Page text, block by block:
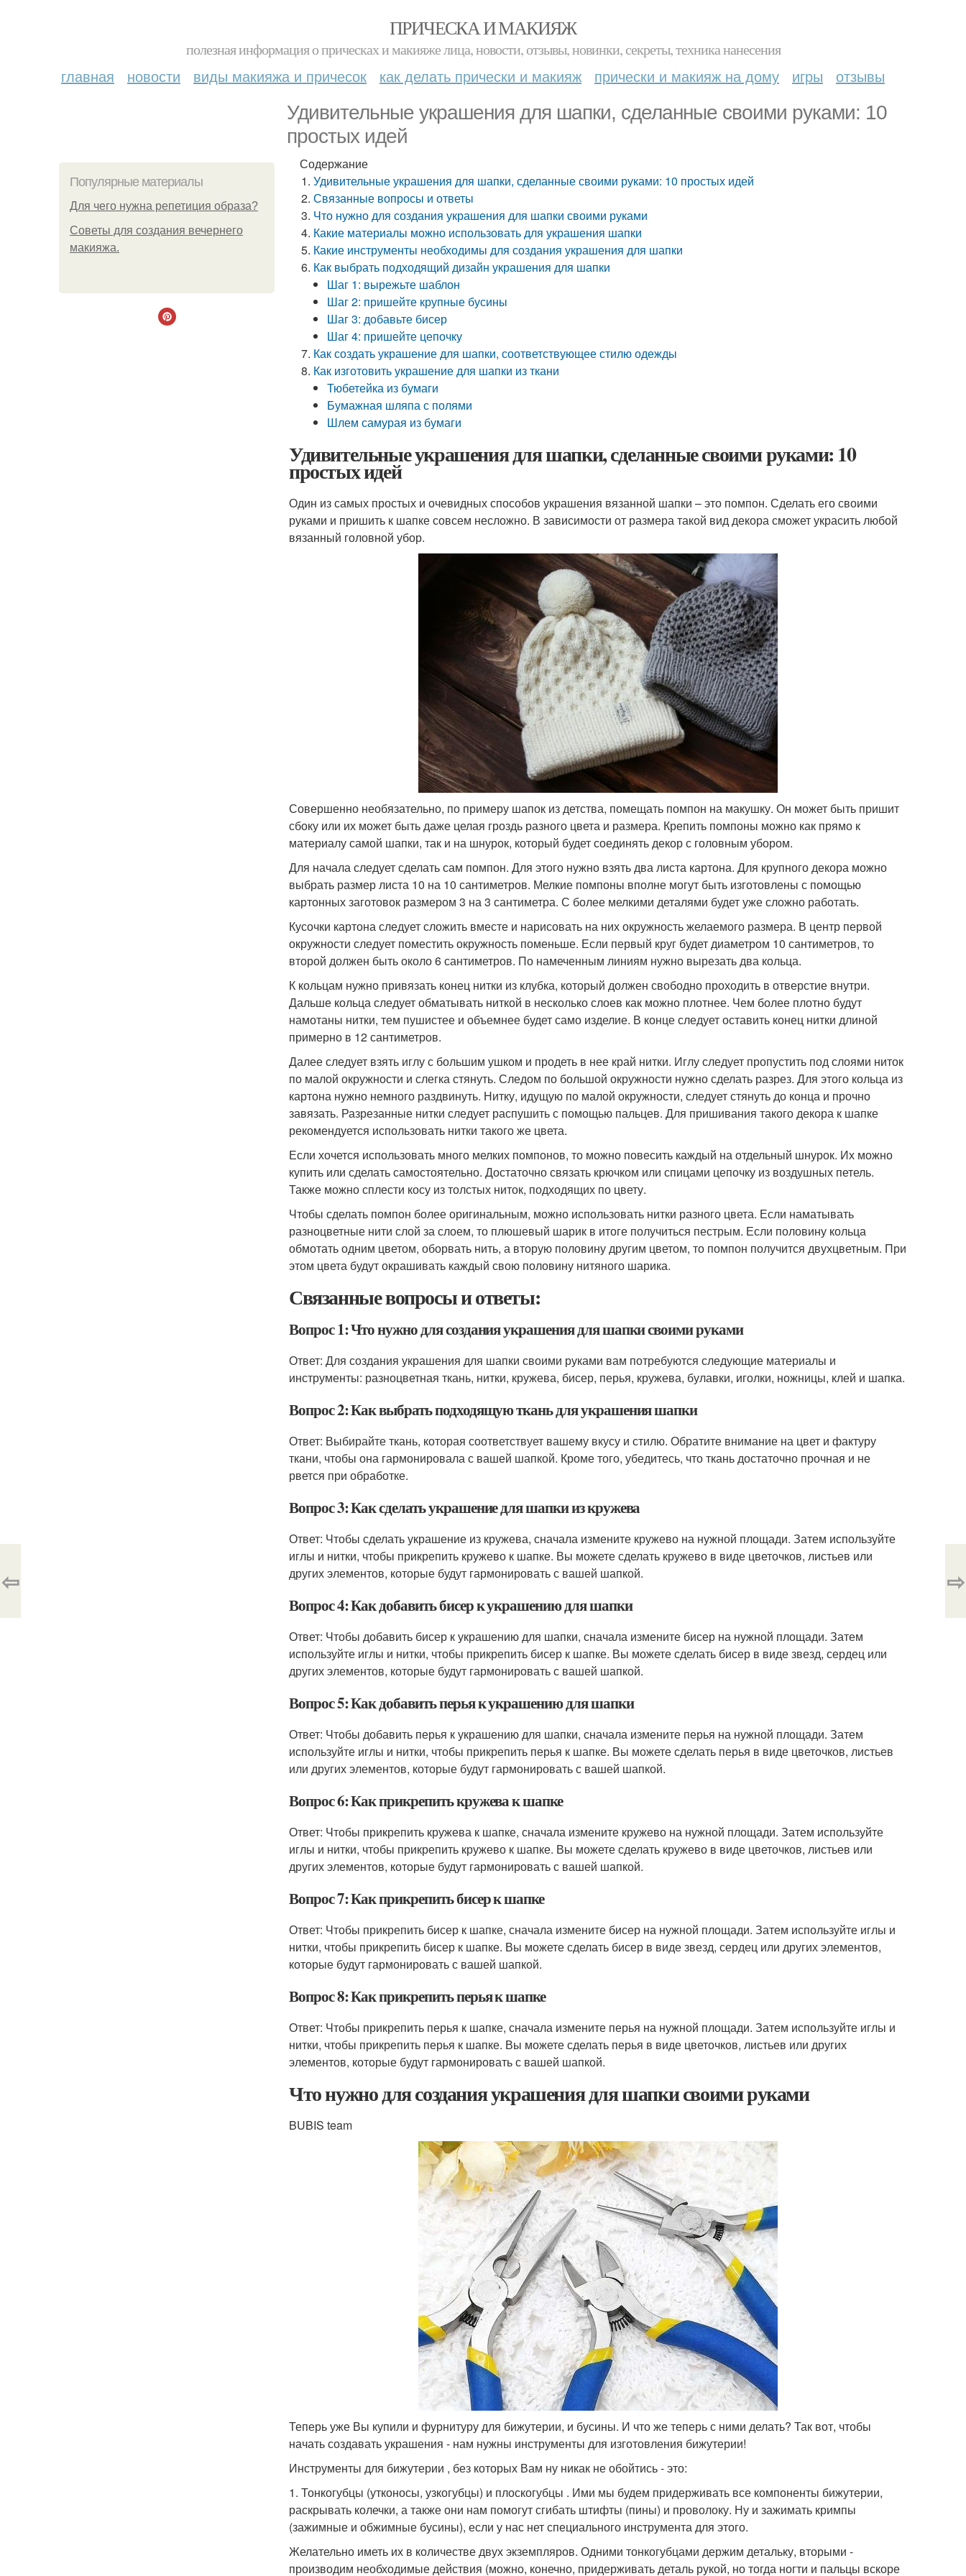
ПРИЧЕСКА И МАКИЯЖ
полезная информация о прическах и макияже лица, новости, отзывы, новинки, секреты, техника нанесения
главная новости виды макияжа и причесок как делать прически и макияж прически и макияж на дому игры отзывы
Удивительные украшения для шапки, сделанные своими руками: 10
простых идей
Популярные материалы
Для чего нужна репетиция образа?
Советы для создания вечернего
макияжа.
Содержание
Удивительные украшения для шапки, сделанные своими руками: 10 простых идей
Связанные вопросы и ответы
Что нужно для создания украшения для шапки своими руками
Какие материалы можно использовать для украшения шапки
Какие инструменты необходимы для создания украшения для шапки
Как выбрать подходящий дизайн украшения для шапки
Шаг 1: вырежьте шаблон
Шаг 2: пришейте крупные бусины
Шаг 3: добавьте бисер
Шаг 4: пришейте цепочку
Как создать украшение для шапки, соответствующее стилю одежды
Как изготовить украшение для шапки из ткани
Тюбетейка из бумаги
Бумажная шляпа с полями
Шлем самурая из бумаги
Удивительные украшения для шапки, сделанные своими руками: 10
простых идей
Один из самых простых и очевидных способов украшения вязанной шапки – это помпон. Сделать его своими
руками и пришить к шапке совсем несложно. В зависимости от размера такой вид декора сможет украсить любой
вязанный головной убор.
Совершенно необязательно, по примеру шапок из детства, помещать помпон на макушку. Он может быть пришит
сбоку или их может быть даже целая гроздь разного цвета и размера. Крепить помпоны можно как прямо к
материалу самой шапки, так и на шнурок, который будет соединять декор с головным убором.
Для начала следует сделать сам помпон. Для этого нужно взять два листа картона. Для крупного декора можно
выбрать размер листа 10 на 10 сантиметров. Мелкие помпоны вполне могут быть изготовлены с помощью
картонных заготовок размером 3 на 3 сантиметра. С более мелкими деталями будет уже сложно работать.
Кусочки картона следует сложить вместе и нарисовать на них окружность желаемого размера. В центр первой
окружности следует поместить окружность поменьше. Если первый круг будет диаметром 10 сантиметров, то
второй должен быть около 6 сантиметров. По намеченным линиям нужно вырезать два кольца.
К кольцам нужно привязать конец нитки из клубка, который должен свободно проходить в отверстие внутри.
Дальше кольца следует обматывать ниткой в несколько слоев как можно плотнее. Чем более плотно будут
намотаны нитки, тем пушистее и объемнее будет само изделие. В конце следует оставить конец нитки длиной
примерно в 12 сантиметров.
Далее следует взять иглу с большим ушком и продеть в нее край нитки. Иглу следует пропустить под слоями ниток
по малой окружности и слегка стянуть. Следом по большой окружности нужно сделать разрез. Для этого кольца из
картона нужно немного раздвинуть. Нитку, идущую по малой окружности, следует стянуть до конца и прочно
завязать. Разрезанные нитки следует распушить с помощью пальцев. Для пришивания такого декора к шапке
рекомендуется использовать нитки такого же цвета.
Если хочется использовать много мелких помпонов, то можно повесить каждый на отдельный шнурок. Их можно
купить или сделать самостоятельно. Достаточно связать крючком или спицами цепочку из воздушных петель.
Также можно сплести косу из толстых ниток, подходящих по цвету.
Чтобы сделать помпон более оригинальным, можно использовать нитки разного цвета. Если наматывать
разноцветные нити слой за слоем, то плюшевый шарик в итоге получиться пестрым. Если половину кольца
обмотать одним цветом, оборвать нить, а вторую половину другим цветом, то помпон получится двухцветным. При
этом цвета будут окрашивать каждый свою половину нитяного шарика.
Связанные вопросы и ответы:
Вопрос 1: Что нужно для создания украшения для шапки своими руками
Ответ: Для создания украшения для шапки своими руками вам потребуются следующие материалы и
инструменты: разноцветная ткань, нитки, кружева, бисер, перья, кружева, булавки, иголки, ножницы, клей и шапка.
Вопрос 2: Как выбрать подходящую ткань для украшения шапки
Ответ: Выбирайте ткань, которая соответствует вашему вкусу и стилю. Обратите внимание на цвет и фактуру
ткани, чтобы она гармонировала с вашей шапкой. Кроме того, убедитесь, что ткань достаточно прочная и не
рвется при обработке.
Вопрос 3: Как сделать украшение для шапки из кружева
Ответ: Чтобы сделать украшение из кружева, сначала измените кружево на нужной площади. Затем используйте
иглы и нитки, чтобы прикрепить кружево к шапке. Вы можете сделать кружево в виде цветочков, листьев или
других элементов, которые будут гармонировать с вашей шапкой.
Вопрос 4: Как добавить бисер к украшению для шапки
Ответ: Чтобы добавить бисер к украшению для шапки, сначала измените бисер на нужной площади. Затем
используйте иглы и нитки, чтобы прикрепить бисер к шапке. Вы можете сделать бисер в виде звезд, сердец или
других элементов, которые будут гармонировать с вашей шапкой.
Вопрос 5: Как добавить перья к украшению для шапки
Ответ: Чтобы добавить перья к украшению для шапки, сначала измените перья на нужной площади. Затем
используйте иглы и нитки, чтобы прикрепить перья к шапке. Вы можете сделать перья в виде цветочков, листьев
или других элементов, которые будут гармонировать с вашей шапкой.
Вопрос 6: Как прикрепить кружева к шапке
Ответ: Чтобы прикрепить кружева к шапке, сначала измените кружево на нужной площади. Затем используйте
иглы и нитки, чтобы прикрепить кружево к шапке. Вы можете сделать кружево в виде цветочков, листьев или
других элементов, которые будут гармонировать с вашей шапкой.
Вопрос 7: Как прикрепить бисер к шапке
Ответ: Чтобы прикрепить бисер к шапке, сначала измените бисер на нужной площади. Затем используйте иглы и
нитки, чтобы прикрепить бисер к шапке. Вы можете сделать бисер в виде звезд, сердец или других элементов,
которые будут гармонировать с вашей шапкой.
Вопрос 8: Как прикрепить перья к шапке
Ответ: Чтобы прикрепить перья к шапке, сначала измените перья на нужной площади. Затем используйте иглы и
нитки, чтобы прикрепить перья к шапке. Вы можете сделать перья в виде цветочков, листьев или других
элементов, которые будут гармонировать с вашей шапкой.
Что нужно для создания украшения для шапки своими руками
BUBIS team
Теперь уже Вы купили и фурнитуру для бижутерии, и бусины. И что же теперь с ними делать? Так вот, чтобы
начать создавать украшения - нам нужны инструменты для изготовления бижутерии!
Инструменты для бижутерии , без которых Вам ну никак не обойтись - это:
1. Тонкогубцы (утконосы, узкогубцы) и плоскогубцы . Ими мы будем придерживать все компоненты бижутерии,
раскрывать колечки, а также они нам помогут сгибать штифты (пины) и проволоку. Ну и зажимать кримпы
(зажимные и обжимные бусины), если у нас нет специального инструмента для этого.
Желательно иметь их в количестве двух экземпляров. Одними тонкогубцами держим детальку, вторыми -
производим необходимые действия (можно, конечно, придерживать деталь рукой, но тогда ногти и пальцы вскоре
⇦ ⇨